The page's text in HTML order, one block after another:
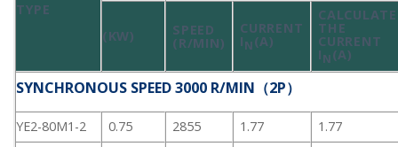
TYPE
(KW) SPEED
(R/MIN)
CURRENT
IN(A)
CALCULATE
THE
CURRENT
IN(A)
SYNCHRONOUS SPEED 3000 R/MIN（2P）
YE2-80M1-2 0.75 2855 1.77
1.77